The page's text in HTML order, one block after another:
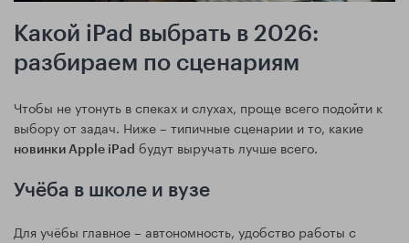
Какой iPad выбрать в 2026:
разбираем по сценариям
Чтобы не утонуть в спеках и слухах, проще всего подойти к
выбору от задач. Ниже – типичные сценарии и то, какие
новинки Apple iPad будут выручать лучше всего.
Учёба в школе и вузе
Для учёбы главное – автономность, удобство работы с